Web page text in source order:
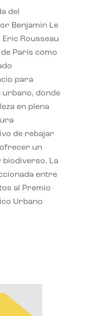
del
Benjamin Le
Rousseau
París como
para
donde
en plena
de rebajar
un
biodiverso. La
entre
al Premio
Urbano